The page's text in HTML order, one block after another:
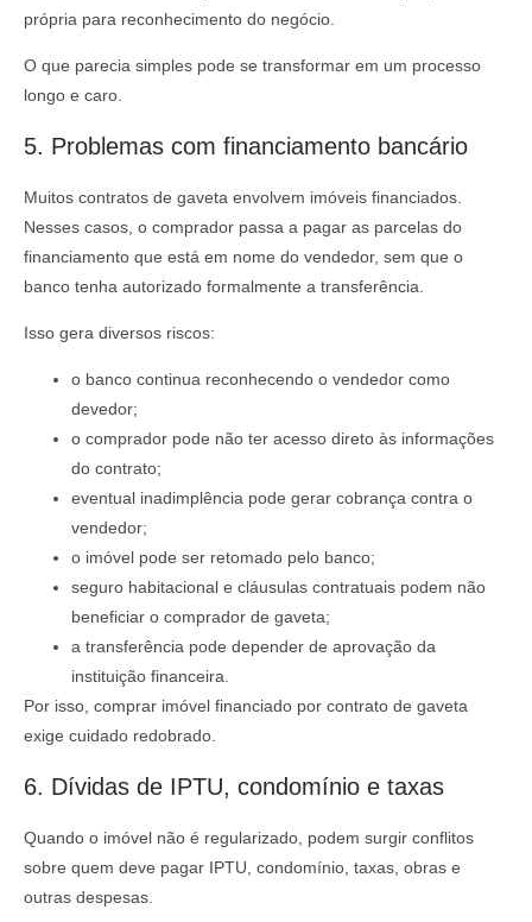
própria para reconhecimento do negócio.
O que parecia simples pode se transformar em um processo
longo e caro.
5. Problemas com financiamento bancário
Muitos contratos de gaveta envolvem imóveis financiados.
Nesses casos, o comprador passa a pagar as parcelas do
financiamento que está em nome do vendedor, sem que o
banco tenha autorizado formalmente a transferência.
Isso gera diversos riscos:
o banco continua reconhecendo o vendedor como
devedor;
o comprador pode não ter acesso direto às informações
do contrato;
eventual inadimplência pode gerar cobrança contra o
vendedor;
o imóvel pode ser retomado pelo banco;
seguro habitacional e cláusulas contratuais podem não
beneficiar o comprador de gaveta;
a transferência pode depender de aprovação da
instituição financeira.
Por isso, comprar imóvel financiado por contrato de gaveta
exige cuidado redobrado.
6. Dívidas de IPTU, condomínio e taxas
Quando o imóvel não é regularizado, podem surgir conflitos
sobre quem deve pagar IPTU, condomínio, taxas, obras e
outras despesas.